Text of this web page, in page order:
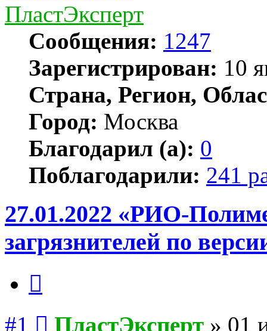
ПластЭксперт
Сообщения: 1247
Зарегистрирован: 10
Страна, Регион,
Город: Москва
Благодарил (а): 0
Поблагодарили: 241
27.01.2022 «РИО-
загрязнителей по
#1 ПластЭксперт » 01